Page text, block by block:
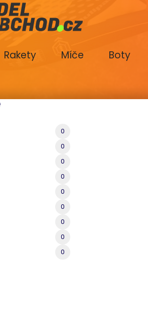
Rakety Míče Boty
0
0
0
0
0
0
0
0
0